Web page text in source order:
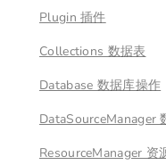
Plugin 插件
Collections 数据表
Database 数据库操作
DataSourceManager
ResourceManager 资